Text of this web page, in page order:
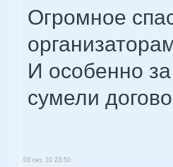
Огромное
И особенно
сумели
03 окт, 10 23:50